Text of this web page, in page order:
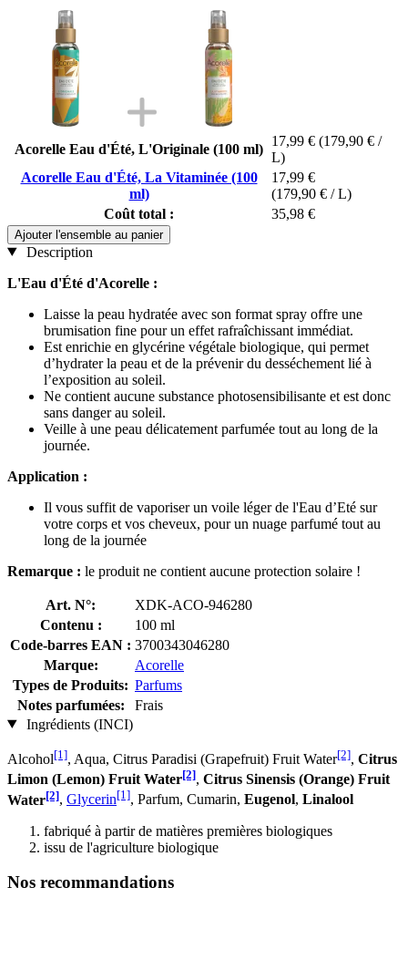
Acorelle Eau d'Été, L'Originale (100 ml)
17,99 € (179,90 € /
L)
Acorelle Eau d'Été, La Vitaminée (100
ml)
17,99 €
(179,90 € / L)
Coût total :
35,98 €
Ajouter l'ensemble au panier
Description
L'Eau d'Été d'Acorelle :
Laisse la peau hydratée avec son format spray offre une
brumisation fine pour un effet rafraîchissant immédiat.
Est enrichie en glycérine végétale biologique, qui permet
d’hydrater la peau et de la prévenir du desséchement lié à
l’exposition au soleil.
Ne contient aucune substance photosensibilisante et est donc
sans danger au soleil.
Veille à une peau délicatement parfumée tout au long de la
journée.
Application :
Il vous suffit de vaporiser un voile léger de l'Eau d’Eté sur
votre corps et vos cheveux, pour un nuage parfumé tout au
long de la journée
Remarque : le produit ne contient aucune protection solaire !
Art. N°:
XDK-ACO-946280
Contenu :
100 ml
Code-barres EAN : 3700343046280
Marque:
Acorelle
Types de Produits: Parfums
Notes parfumées:
Frais
Ingrédients (INCI)
Alcohol[1], Aqua, Citrus Paradisi (Grapefruit) Fruit Water[2], Citrus
Limon (Lemon) Fruit Water[2], Citrus Sinensis (Orange) Fruit
Water[2], Glycerin[1], Parfum, Cumarin, Eugenol, Linalool
fabriqué à partir de matières premières biologiques
issu de l'agriculture biologique
Nos recommandations